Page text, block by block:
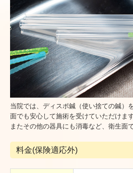
当院では、ディスポ鍼（使い捨ての鍼）
面でも安心して施術を受けていただけます
またその他の器具にも消毒など、衛生面
料金(保険適応外)